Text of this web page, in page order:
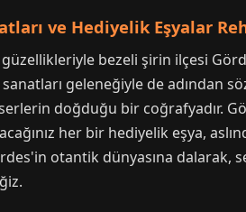
ve Hediyelik Eşyalar
bezeli şirin ilçesi
geleneğiyle de adından
doğduğu bir coğrafyadır.
her bir hediyelik eşya,
otantik dünyasına dalarak,